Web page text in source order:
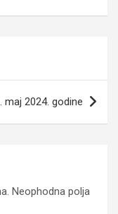
maj 2024. godine
Neophodna polja